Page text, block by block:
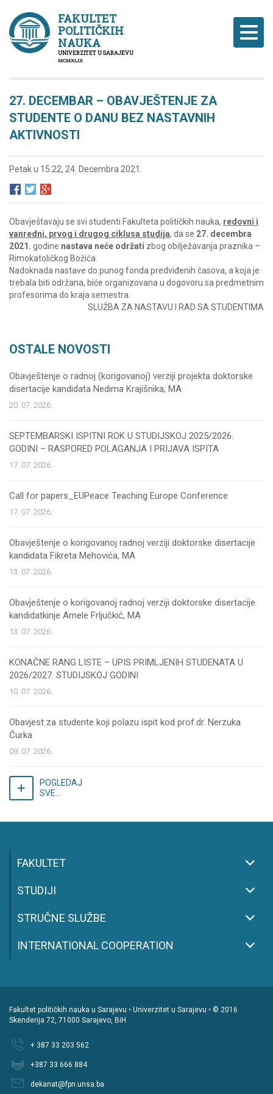
FAKULTET
POLITIČKIH
NAUKA
UNIVERZITET U SARAJEVU
MCMXLIX
27. DECEMBAR – OBAVJEŠTENJE ZA
STUDENTE O DANU BEZ NASTAVNIH
AKTIVNOSTI
Petak u 15:22, 24. Decembra 2021.
Obavještavaju se svi studenti Fakulteta političkih nauka, redovni i
vanredni, prvog i drugog ciklusa studija, da se 27. decembra
2021. godine nastava neće održati zbog obilježavanja praznika –
Rimokatoličkog Božića.
Nadoknada nastave do punog fonda predviđenih časova, a koja je
trebala biti održana, biće organizovana u dogovoru sa predmetnim
profesorima do kraja semestra.
SLUŽBA ZA NASTAVU I RAD SA STUDENTIMA
OSTALE NOVOSTI
Obavještenje o radnoj (korigovanoj) verziji projekta doktorske
disertacije kandidata Nedima Krajišnika, MA
20. 07. 2026.
SEPTEMBARSKI ISPITNI ROK U STUDIJSKOJ 2025/2026.
GODINI – RASPORED POLAGANJA I PRIJAVA ISPITA
17. 07. 2026.
Call for papers_EUPeace Teaching Europe Conference
17. 07. 2026.
Obavještenje o korigovanoj radnoj verziji doktorske disertacije
kandidata Fikreta Mehovića, MA
13. 07. 2026.
Obavještenje o korigovanoj radnoj verziji doktorske disertacije
kandidatkinje Amele Frljučkić, MA
13. 07. 2026.
KONAČNE RANG LISTE – UPIS PRIMLJENIH STUDENATA U
2026/2027. STUDIJSKOJ GODINI
10. 07. 2026.
Obavjest za studente koji polazu ispit kod prof.dr. Nerzuka
Ćurka
09. 07. 2026.
POGLEDAJ
SVE...
FAKULTET
STUDIJI
STRUČNE SLUŽBE
INTERNATIONAL COOPERATION
Fakultet političkih nauka u Sarajevu • Univerzitet u Sarajevu • © 2016
Skenderija 72, 71000 Sarajevo, BiH
+ 387 33 203 562
+387 33 666 884
dekanat@fpn.unsa.ba